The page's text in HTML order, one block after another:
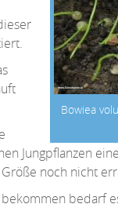
Bowiea
Jungpflanzen
noch nicht
bedarf